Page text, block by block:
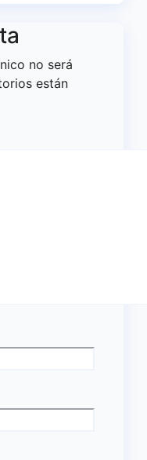
no será
están